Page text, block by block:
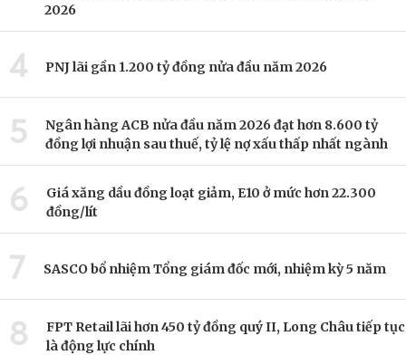
2026
4 PNJ lãi gần 1.200 tỷ đồng nửa đầu năm 2026
5
Ngân hàng ACB nửa đầu năm 2026 đạt hơn 8.600 tỷ
đồng lợi nhuận sau thuế, tỷ lệ nợ xấu thấp nhất ngành
6
Giá xăng dầu đồng loạt giảm, E10 ở mức hơn 22.300
đồng/lít
7 SASCO bổ nhiệm Tổng giám đốc mới, nhiệm kỳ 5 năm
8
FPT Retail lãi hơn 450 tỷ đồng quý II, Long Châu tiếp tục
là động lực chính